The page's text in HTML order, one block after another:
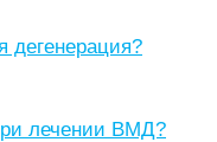
дегенерация?
лечении ВМД?